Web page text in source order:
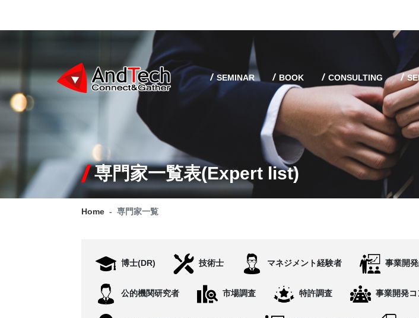
SEMINAR BOOK CONSULTING
専門家一覧表(Expert list)
Home 専門家一覧
博士(DR) 技術士 マネジメント経験者 事業開
公的機関研究者 市場調査 特許調査 事業開発